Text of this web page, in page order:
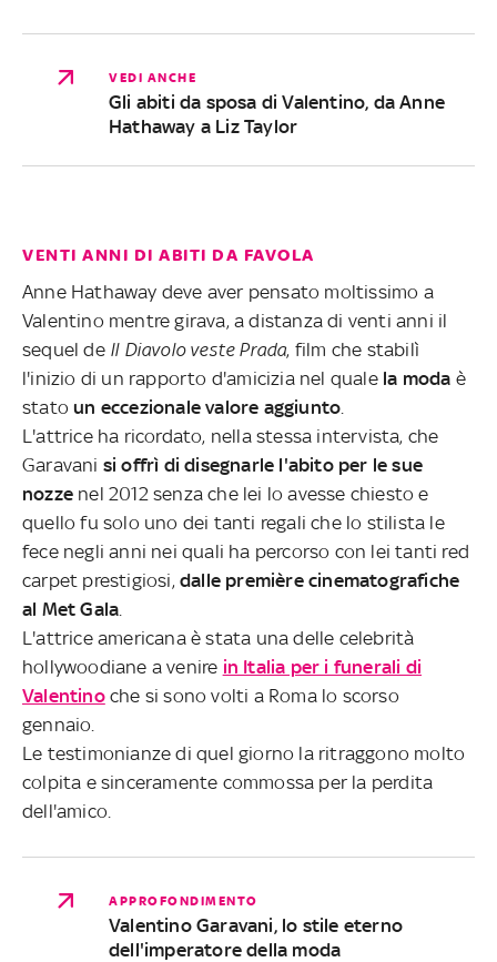
VEDI ANCHE
Gli abiti da sposa di Valentino, da Anne
Hathaway a Liz Taylor
VENTI ANNI DI ABITI DA FAVOLA
Anne Hathaway deve aver pensato moltissimo a
Valentino mentre girava, a distanza di venti anni il
sequel deIl Diavolo veste Prada, film che stabilì
l'inizio di un rapporto d'amicizia nel quale la moda è
stato un eccezionale valore aggiunto
L'attrice ha ricordato, nella stessa intervista, che
Garavani si offrì di disegnarle l'abito per le sue
nozze nel 2012 senza che lei lo avesse chiesto e
quello fu solo uno dei tanti regali che lo stilista le
fece negli anni nei quali ha percorso con lei tanti red
carpet prestigiosi, dalle première cinematografiche
al Met Gala
L'attrice americana è stata una delle celebrità
hollywoodiane a venire in Italia per i funerali di
Valentinoche si sono volti a Roma lo scorso
gennaio.
Le testimonianze di quel giorno la ritraggono molto
colpita e sinceramente commossa per la perdita
dell'amico.
APPROFONDIMENTO
Valentino Garavani, lo stile eterno
dell'imperatore della moda